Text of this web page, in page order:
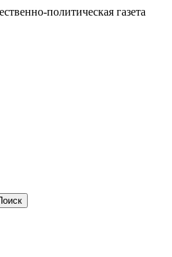
политическая газета